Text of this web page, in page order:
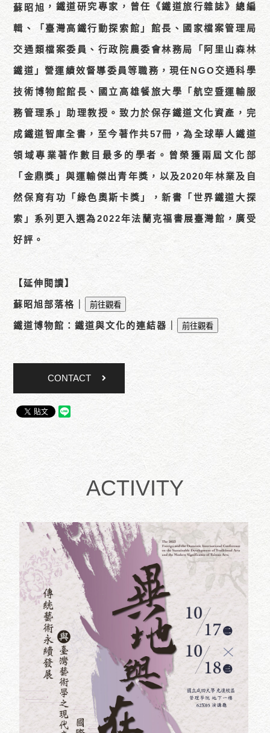
蘇昭旭 ，鐵道研究專家，曾任《鐵道旅行雜誌》總編
輯、「臺灣高鐵行動探索館」館長、國家檔案管理局
交通類檔案委員、行政院農委會林務局「阿里山森林
鐵道」營運績效督導委員等職務，現任NGO交通科學
技術博物館館長、國立高雄餐旅大學「航空暨運輸服
務管理系」助理教授。致力於保存鐵道文化資產，完
成鐵道智庫全書，至今著作共57冊，為全球華人鐵道
領域專業著作數目最多的學者。曾榮獲兩屆文化部
「金鼎獎」與運輸傑出青年獎，以及2020年林業及自
然保育有功「綠色奧斯卡獎」，新書「世界鐵道大探
索」系列更入選為2022年法蘭克福書展臺灣館，廣受
好評。
【延伸閱讀】
蘇昭旭部落格｜ 前往觀看
鐵道博物館：鐵道與文化的連結器｜ 前往觀看
CONTACT
ACTIVITY